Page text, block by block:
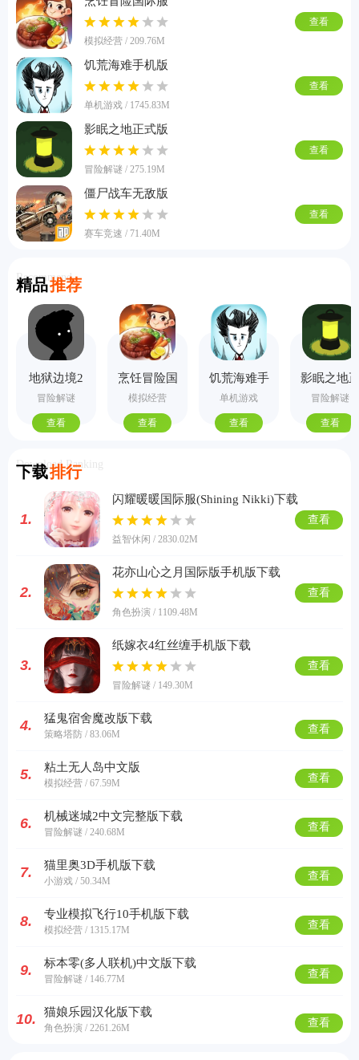
模拟经营 / 209.76M
查看
饥荒海难手机版
单机游戏 / 1745.83M
查看
影眠之地正式版
冒险解谜 / 275.19M
查看
僵尸战车无敌版
赛车竞速 / 71.40M
查看
精品推荐
Recommend
地狱边境2
手机版
冒险解谜
查看
烹饪冒险国
际服
模拟经营
查看
饥荒海难手
机版
单机游戏
查看
影眠之地
式版
冒险解谜
查看
下载排行
Download Ranking
1.
闪耀暖暖国际服(Shining Nikki)下载
益智休闲 / 2830.02M
查看
2.
花亦山心之月国际版手机版下载
角色扮演 / 1109.48M
查看
3.
纸嫁衣4红丝缠手机版下载
冒险解谜 / 149.30M
查看
4. 猛鬼宿舍魔改版下载
策略塔防 / 83.06M 查看
5. 粘土无人岛中文版
模拟经营 / 67.59M 查看
6. 机械迷城2中文完整版下载
冒险解谜 / 240.68M 查看
7. 猫里奥3D手机版下载
小游戏 / 50.34M 查看
8. 专业模拟飞行10手机版下载
模拟经营 / 1315.17M 查看
9. 标本零(多人联机)中文版下载
冒险解谜 / 146.77M 查看
10. 猫娘乐园汉化版下载
角色扮演 / 2261.26M 查看